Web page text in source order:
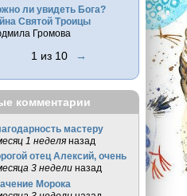
ли увидеть Бога?
Святой Троицы
Громова
1 из 10 →
комментарии
мастеру
1 неделяназад
отец Алексий, очень
3 неделиназад
Морока